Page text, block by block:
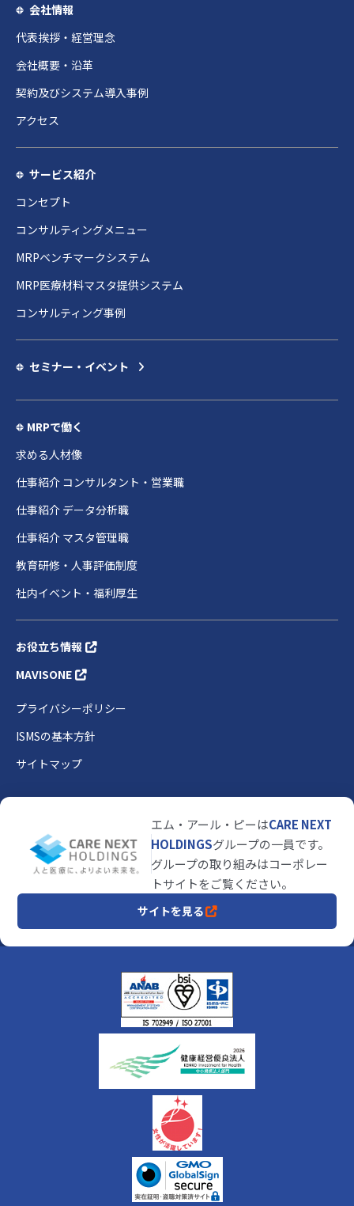
会社情報
代表挨拶・経営理念
会社概要・沿革
契約及びシステム導入事例
アクセス
サービス紹介
コンセプト
コンサルティングメニュー
MRPベンチマークシステム
MRP医療材料マスタ提供システム
コンサルティング事例
セミナー・イベント
MRPで働く
求める人材像
仕事紹介 コンサルタント・営業職
仕事紹介 データ分析職
仕事紹介 マスタ管理職
教育研修・人事評価制度
社内イベント・福利厚生
お役立ち情報
MAVISONE
プライバシーポリシー
ISMSの基本方針
サイトマップ
エム・アール・ピーはCARE NEXT
HOLDINGSグループの一員です。
グループの取り組みはコーポレー
トサイトをご覧ください。
サイトを見る